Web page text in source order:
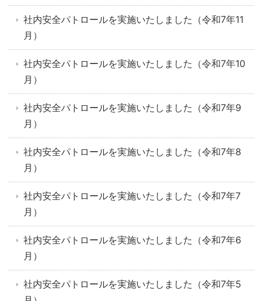
社内安全パトロールを実施いたしました（令和7年11
月）
社内安全パトロールを実施いたしました（令和7年10
月）
社内安全パトロールを実施いたしました（令和7年9
月）
社内安全パトロールを実施いたしました（令和7年8
月）
社内安全パトロールを実施いたしました（令和7年7
月）
社内安全パトロールを実施いたしました（令和7年6
月）
社内安全パトロールを実施いたしました（令和7年5